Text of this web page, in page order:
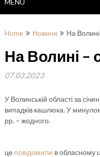
MENU
Home Новини На
На Волині –
07.03.2023
У Волинській області за
випадків кашлюка. У
рр. – жодного.
це повідомили в обласному